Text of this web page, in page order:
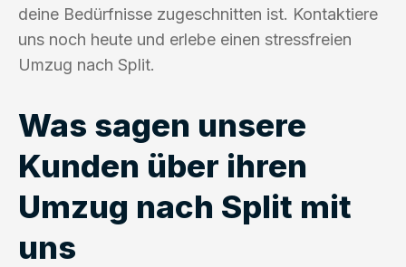
deine Bedürfnisse zugeschnitten ist. Kontaktiere
uns noch heute und erlebe einen stressfreien
Umzug nach Split.
Was sagen unsere
Kunden über ihren
Umzug nach Split mit
uns